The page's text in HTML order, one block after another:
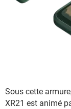
Sous cette
XR21 est animé